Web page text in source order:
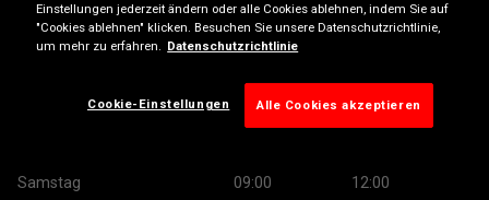
Montag 08:00
17:00
Dienstag
08:00
08:00
17:00
17:00
Samstag
09:00
12:00
Einstellungen jederzeit ändern oder alle Cookies ablehnen, indem Sie auf
"Cookies ablehnen" klicken. Besuchen Sie unsere Datenschutzrichtlinie,
um mehr zu erfahren. Datenschutzrichtlinie
Cookie-Einstellungen Alle Cookies akzeptieren